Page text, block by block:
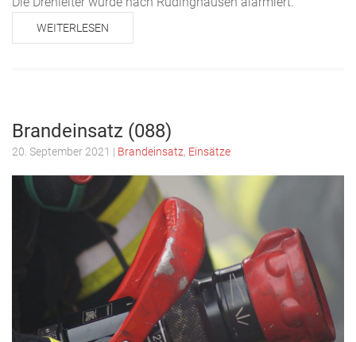
WEITERLESEN
Brandeinsatz (088)
20. September 2021 | Brandeinsatz Einsätze